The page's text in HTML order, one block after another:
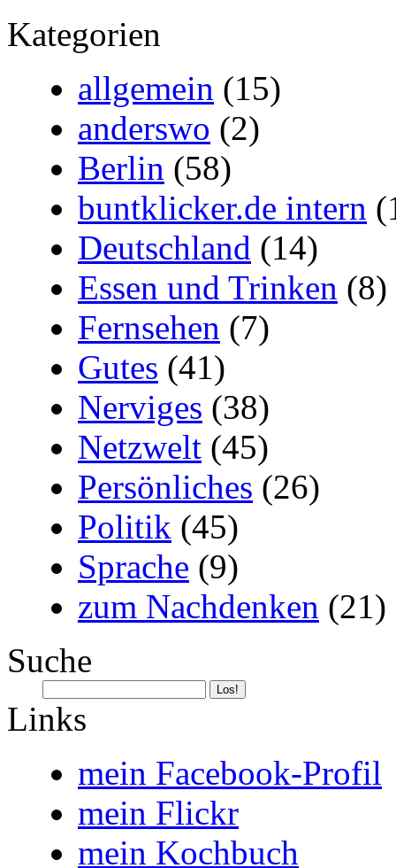
Kategorien
allgemein (15)
anderswo (2)
Berlin (58)
buntklicker.de intern
Deutschland (14)
Essen und Trinken (8)
Fernsehen (7)
Gutes (41)
Nerviges (38)
Netzwelt (45)
Persönliches (26)
Politik (45)
Sprache (9)
zum Nachdenken (21)
Suche
Links
mein Facebook-Profil
mein Flickr
mein Kochbuch